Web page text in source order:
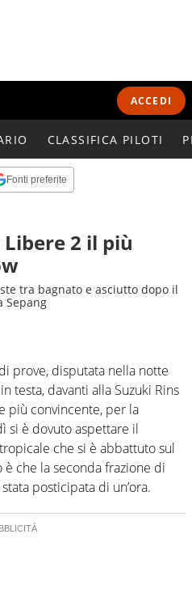
ACCEDI
CLASSIFICA PILOTI
Fonti preferite
2 il più
tra bagnato e asciutto dopo il
Sepang
prove, disputata nella notte
testa, davanti alla Suzuki Rins
più convincente, per la
si è dovuto aspettare il
che si è abbattuto sul
che la seconda frazione di
posticipata di un’ora.